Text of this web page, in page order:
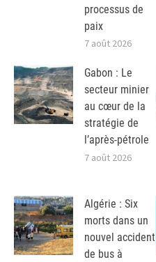
processus de
paix
7 août 2026
Gabon : Le
secteur minier
au cœur de la
stratégie de
l’après-pétrole
7 août 2026
Algérie : Six
morts dans un
nouvel accident
de bus à